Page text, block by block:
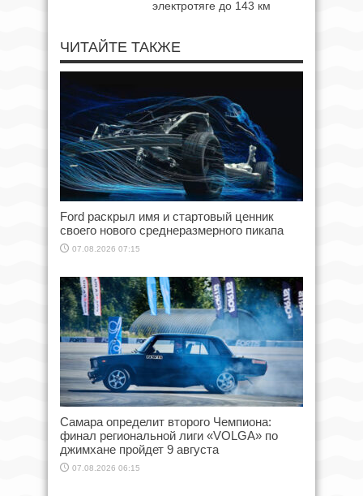
электротяге до 143 км
ЧИТАЙТЕ ТАКЖЕ
Ford раскрыл имя и стартовый ценник
своего нового среднеразмерного пикапа
07.08.2026 07:15
Самара определит второго Чемпиона:
финал региональной лиги «VOLGA» по
джимхане пройдет 9 августа
07.08.2026 06:15